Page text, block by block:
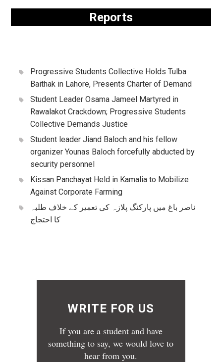
Reports
Progressive Students Collective Holds Tulba
Baithak in Lahore, Presents Charter of Demand
Student Leader Osama Jameel Martyred in
Rawalakot Crackdown; Progressive Students
Collective Demands Justice
Student leader Jiand Baloch and his fellow
organizer Younas Baloch forcefully abducted by
security personnel
Kissan Panchayat Held in Kamalia to Mobilize
Against Corporate Farming
ناصر باغ میں پارکنگ پلازہ کی تعمیر کے خلاف طلبہ
کا احتجاج
WRITE FOR US
If you are a student and have
something to say, we would love to
hear from you.